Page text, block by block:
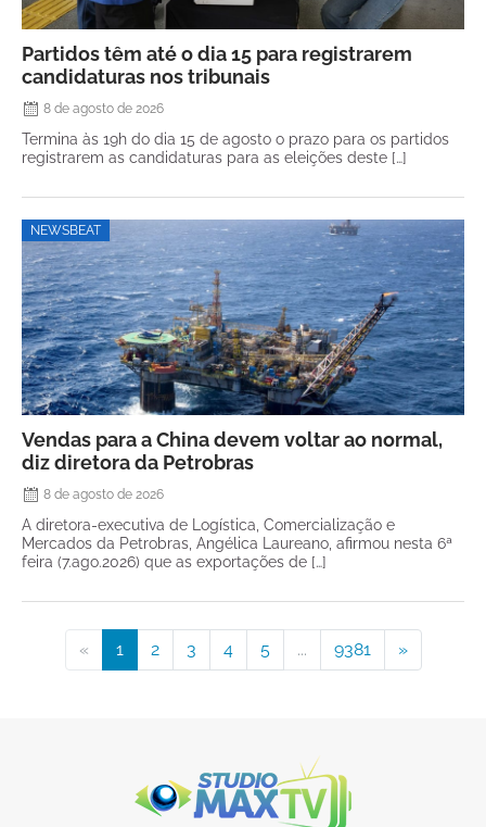
Partidos têm até o dia 15 para registrarem
candidaturas nos tribunais
8 de agosto de 2026
Termina às 19h do dia 15 de agosto o prazo para os partidos
registrarem as candidaturas para as eleições deste […]
NEWSBEAT
Vendas para a China devem voltar ao normal,
diz diretora da Petrobras
8 de agosto de 2026
A diretora-executiva de Logística, Comercialização e
Mercados da Petrobras, Angélica Laureano, afirmou nesta 6ª
feira (7.ago.2026) que as exportações de […]
« 1 2 3 4 5 ... 9381 »